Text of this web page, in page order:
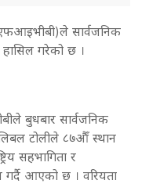
सार्वजनिक
गरेको छ ।
बुधबार सार्वजनिक
टोलीले ८७औँ स्थान
सहभागिता र
गर्दै आएको छ । वरियता